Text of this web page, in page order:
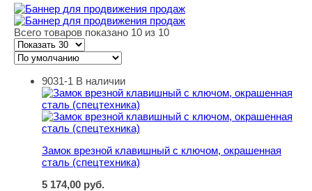
Всего товаров показано 10 из 10
Замок врезной клавишный с ключом, окрашенная
9031-1 В наличии
Замок врезной клавишный с ключом, окрашенная
сталь (спецтехника)
5 174,00 руб.